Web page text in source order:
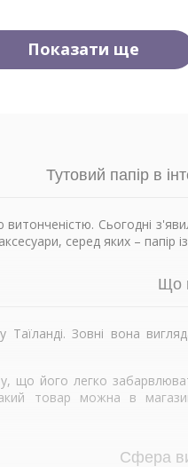
Показати ще
Тутовий папір в
Сьогодні
серед яких – папір
Що
Зовні вона
що його легко
товар можна в
Сфера